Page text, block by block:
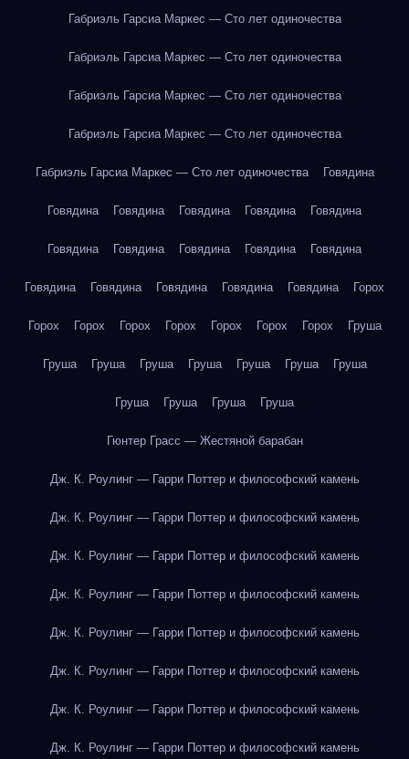
Габриэль Гарсиа Маркес — Сто лет одиночества
Габриэль Гарсиа Маркес — Сто лет одиночества
Габриэль Гарсиа Маркес — Сто лет одиночества
Габриэль Гарсиа Маркес — Сто лет одиночества
Габриэль Гарсиа Маркес — Сто лет одиночества Говядина
Говядина Говядина Говядина Говядина Говядина
Говядина Говядина Говядина Говядина Говядина
Говядина Говядина Говядина Говядина Говядина Горох
Горох Горох Горох Горох Горох Горох Горох Груша
Груша Груша Груша Груша Груша Груша Груша
Груша Груша Груша Груша
Гюнтер Грасс — Жестяной барабан
Дж. К. Роулинг — Гарри Поттер и философский камень
Дж. К. Роулинг — Гарри Поттер и философский камень
Дж. К. Роулинг — Гарри Поттер и философский камень
Дж. К. Роулинг — Гарри Поттер и философский камень
Дж. К. Роулинг — Гарри Поттер и философский камень
Дж. К. Роулинг — Гарри Поттер и философский камень
Дж. К. Роулинг — Гарри Поттер и философский камень
Дж. К. Роулинг — Гарри Поттер и философский камень